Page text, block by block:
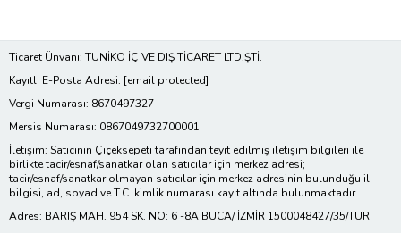
Ticaret Ünvanı: TUNİKO İÇ VE DIŞ TİCARET LTD.ŞTİ.
Kayıtlı E-Posta Adresi: [email protected]
Vergi Numarası: 8670497327
Mersis Numarası: 0867049732700001
İletişim: Satıcının Çiçeksepeti tarafından teyit edilmiş iletişim bilgileri ile
birlikte tacir/esnaf/sanatkar olan satıcılar için merkez adresi;
tacir/esnaf/sanatkar olmayan satıcılar için merkez adresinin bulunduğu il
bilgisi, ad, soyad ve T.C. kimlik numarası kayıt altında bulunmaktadır.
Adres: BARIŞ MAH. 954 SK. NO: 6 -8A BUCA/ İZMİR 1500048427/35/TUR